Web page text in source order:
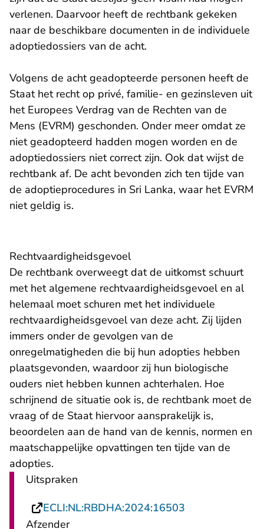
verlenen. Daarvoor heeft de rechtbank gekeken
naar de beschikbare documenten in de individuele
adoptiedossiers van de acht.
Volgens de acht geadopteerde personen heeft de
Staat het recht op privé, familie- en gezinsleven uit
het Europees Verdrag van de Rechten van de
Mens (EVRM) geschonden. Onder meer omdat ze
niet geadopteerd hadden mogen worden en de
adoptiedossiers niet correct zijn. Ook dat wijst de
rechtbank af. De acht bevonden zich ten tijde van
de adoptieprocedures in Sri Lanka, waar het EVRM
niet geldig is.
Rechtvaardigheidsgevoel
De rechtbank overweegt dat de uitkomst schuurt
met het algemene rechtvaardigheidsgevoel en al
helemaal moet schuren met het individuele
rechtvaardigheidsgevoel van deze acht. Zij lijden
immers onder de gevolgen van de
onregelmatigheden die bij hun adopties hebben
plaatsgevonden, waardoor zij hun biologische
ouders niet hebben kunnen achterhalen. Hoe
schrijnend de situatie ook is, de rechtbank moet de
vraag of de Staat hiervoor aansprakelijk is,
beoordelen aan de hand van de kennis, normen en
maatschappelijke opvattingen ten tijde van de
adopties.
Uitspraken
ECLI:NL:RBDHA:2024:16503
Afzender